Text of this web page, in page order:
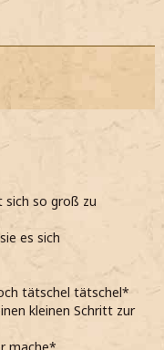
sich so groß zu
es sich
tätschel tätschel*
kleinen Schritt zur